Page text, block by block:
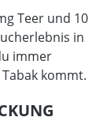
Teer und 10
in
immer
kommt.